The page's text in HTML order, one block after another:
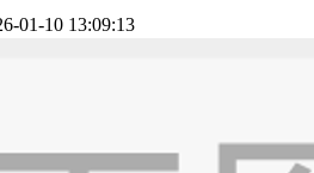
01-10 13:09:13